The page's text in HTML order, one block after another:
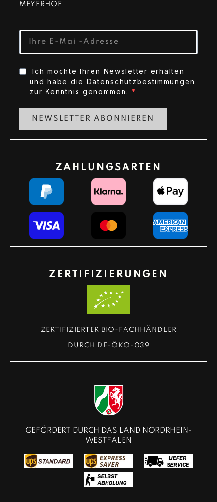
MEYERHOF
Ich möchte Ihren Newsletter erhalten
und habe die Datenschutzbestimmungen
zur Kenntnis genommen.
NEWSLETTER ABONNIEREN
ZAHLUNGSARTEN
ZERTIFIZIERUNGEN
ZERTIFIZIERTER BIO-FACHHÄNDLER
DURCH DE-ÖKO-039
GEFÖRDERT DURCH DAS LAND NORDRHEIN-
WESTFALEN